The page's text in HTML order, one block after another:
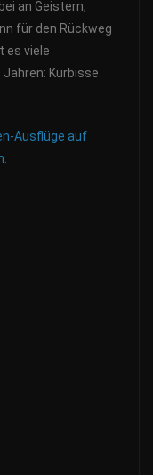
an Geistern,
für den Rückweg
es viele
Kürbisse
Ausflüge auf